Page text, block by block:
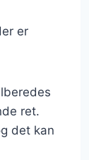
er
ret.
det kan